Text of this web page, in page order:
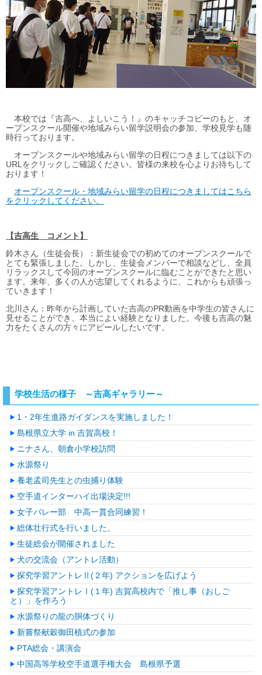
本校では『吉高へ、よしいこう！』のキャッチコピーのもと、オ
ープンスクール開催や地域みらい留学説明会の参加、学校見学も随
時行っております。
オープンスクールや地域みらい留学の日程につきましては以下の
URLをクリックしご確認ください。皆様の来校を心よりお待ちして
おります！
オープンスクール・地域みらい留学の日程につきましてはこちら
をクリックしてください。
【吉高生 コメント】
鈴木さん（生徒会長）：新生徒会での初めてのオープンスクールで
とても緊張しました。しかし、生徒会メンバーで相談などし、全員
リラックスして今回のオープンスクールに臨むことができたと思い
ます。来年、多くの人が志望してくれるように、これからも頑張っ
ていきます！
北川さん：昨年から計画していた吉高のPR動画を中学生の皆さんに
見せることができ、本当によい経験となりました。今後も吉高の魅
力をたくさんの方々にアピールしたいです。
学校生活の様子 ～吉高ギャラリー～
1・2年生進路ガイダンスを実施しました！
島根県立大学 in 吉賀高校！
ニナさん、朝倉小学校訪問
水源祭り
養老孟司先生との虫捕り体験
空手道インターハイ出場決定!!!
女子バレー部 中高一貫合同練習！
総体壮行式を行いました。
生徒総会が開催されました
犬の交流会（アントレ活動）
探究学習アントレⅡ(２年) アクションを広げよう
探究学習アントレⅠ(１年) 吉賀高校内で「推し事（おしご
と）」を作ろう
水源祭りの龍の胴体づくり
新嘗祭献穀御田植式の参加
PTA総会・講演会
中国高等学校空手道選手権大会 島根県予選